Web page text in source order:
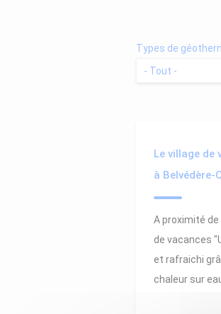
Types de
Le village de
à Belvédère-
A proximité de
de vacances
et rafraichi
chaleur sur